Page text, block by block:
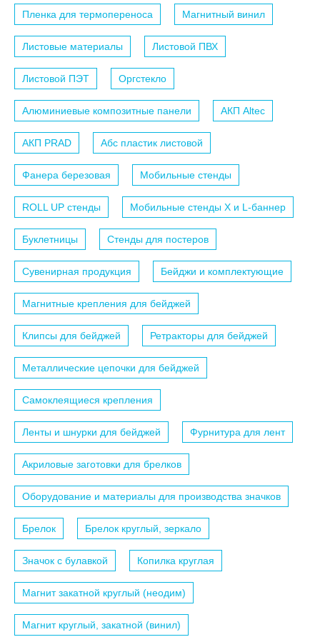
Пленка для термопереноса Магнитный винил
Листовые материалы Листовой ПВХ
Листовой ПЭТ Оргстекло
Алюминиевые композитные панели АКП Altec
АКП PRAD Абс пластик листовой
Фанера березовая Мобильные стенды
ROLL UP стенды Мобильные стенды X и L-баннер
Буклетницы Стенды для постеров
Сувенирная продукция Бейджи и комплектующие
Магнитные крепления для бейджей
Клипсы для бейджей Ретракторы для бейджей
Металлические цепочки для бейджей
Самоклеящиеся крепления
Ленты и шнурки для бейджей Фурнитура для лент
Акриловые заготовки для брелков
Оборудование и материалы для производства значков
Брелок Брелок круглый, зеркало
Значок с булавкой Копилка круглая
Магнит закатной круглый (неодим)
Магнит круглый, закатной (винил)